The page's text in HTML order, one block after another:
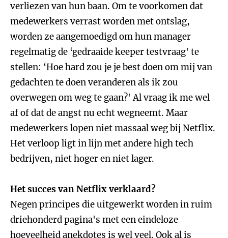
verliezen van hun baan. Om te voorkomen dat
medewerkers verrast worden met ontslag,
worden ze aangemoedigd om hun manager
regelmatig de ‘gedraaide keeper testvraag' te
stellen: ‘Hoe hard zou je je best doen om mij van
gedachten te doen veranderen als ik zou
overwegen om weg te gaan?' Al vraag ik me wel
af of dat de angst nu echt wegneemt. Maar
medewerkers lopen niet massaal weg bij Netflix.
Het verloop ligt in lijn met andere high tech
bedrijven, niet hoger en niet lager.
Het succes van Netflix verklaard?
Negen principes die uitgewerkt worden in ruim
driehonderd pagina's met een eindeloze
hoeveelheid anekdotes is wel veel. Ook al is